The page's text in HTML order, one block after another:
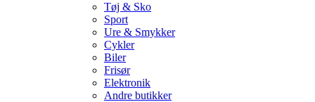
Tøj & Sko
Sport
Ure & Smykker
Cykler
Biler
Frisør
Elektronik
Andre butikker